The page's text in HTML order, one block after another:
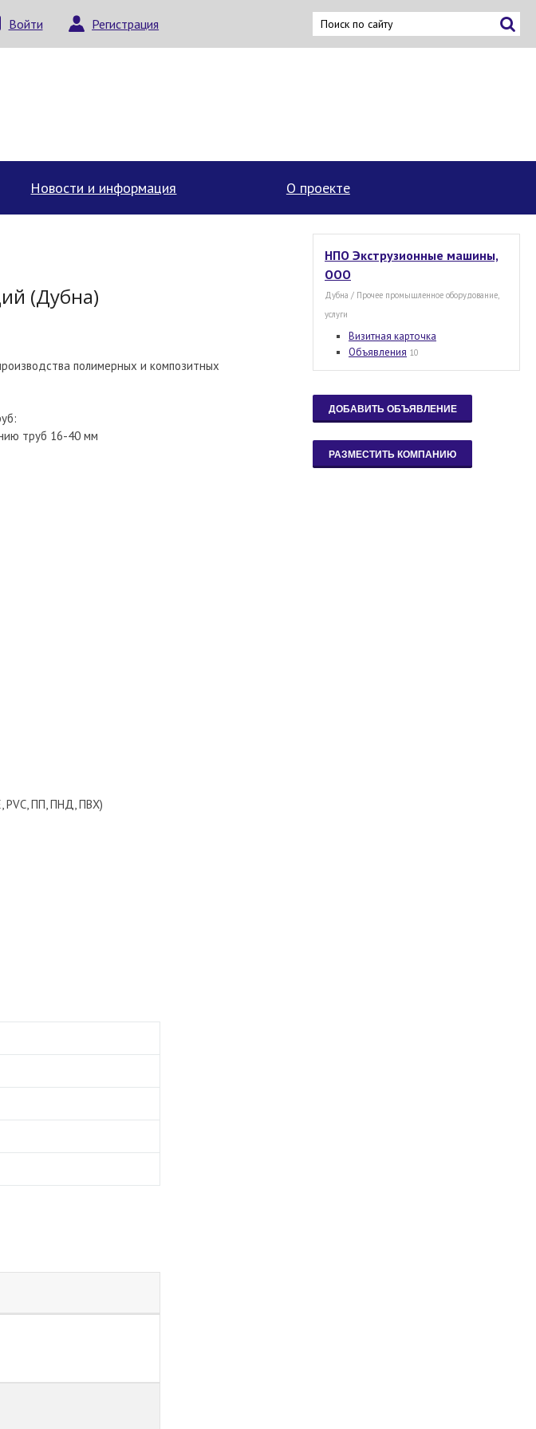
Войти Регистрация
Новости и информация О проекте
(Дубна)
полимерных и композитных
труб 16-40 мм
PVC, ПП, ПНД, ПВХ)
Написать поставщику
НПО Экструзионные машины,
ООО
Дубна / Прочее промышленное оборудование,
услуги
Визитная карточка
Объявления 10